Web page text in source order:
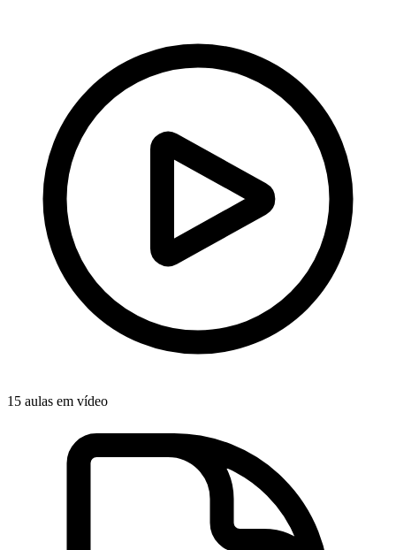
15 aulas em vídeo